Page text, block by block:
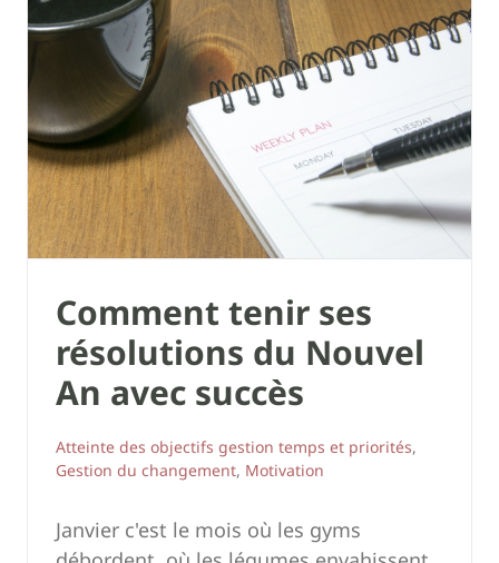
Comment tenir ses
résolutions du Nouvel
An avec succès
Atteinte des objectifs gestion temps et priorités,
Gestion du changement, Motivation
Janvier c'est le mois où les gyms